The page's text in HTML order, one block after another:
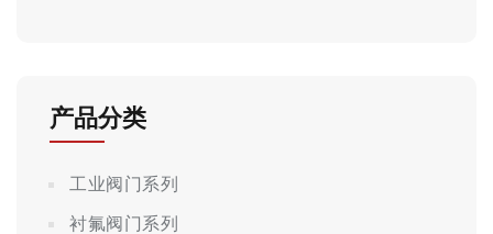
产品分类
工业阀门系列
衬氟阀门系列